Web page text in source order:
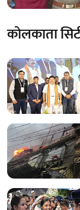
कोलकाता